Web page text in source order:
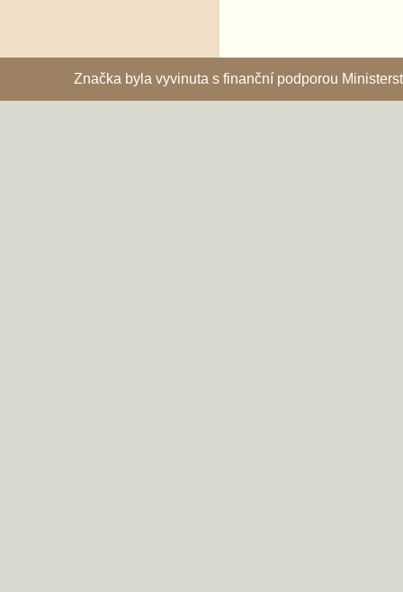
Značka byla vyvinuta s finanční podporou